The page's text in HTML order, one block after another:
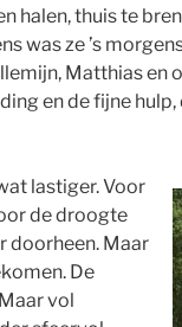
halen, thuis te
was ze ’s
Matthias en
en de fijne
lastiger. Voor
de droogte
doorheen. Maar
De
vol